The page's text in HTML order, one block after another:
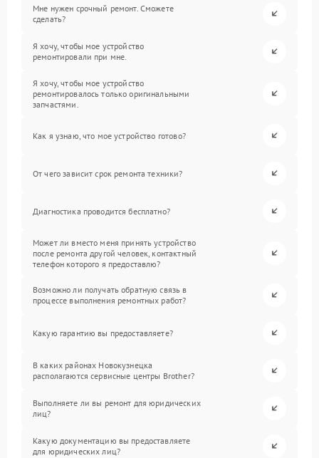
Мне нужен срочный ремонт. Сможете
сделать?
Я хочу, чтобы мое устройство
ремонтировали при мне.
Я хочу, чтобы мое устройство
ремонтировалось только оригинальными
запчастями.
Как я узнаю, что мое устройство готово?
От чего зависит срок ремонта техники?
Диагностика проводится бесплатно?
Может ли вместо меня принять устройство
после ремонта другой человек, контактный
телефон которого я предоставлю?
Возможно ли получать обратную связь в
процессе выполнения ремонтных работ?
Какую гарантию вы предоставляете?
В каких районах Новокузнецка
располагаются сервисные центры Brother?
Выполняете ли вы ремонт для юридических
лиц?
Какую документацию вы предоставляете
для юридических лиц?